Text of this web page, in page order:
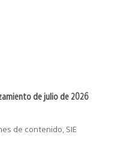
de julio de 2026
de contenido, SIE